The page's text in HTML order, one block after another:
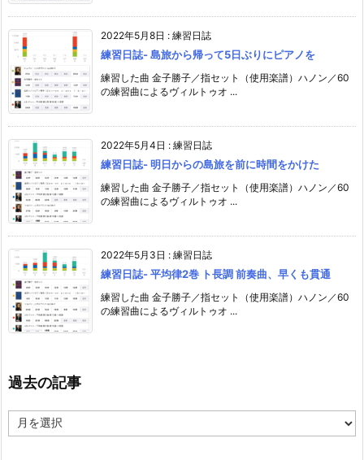
2022年5月8日 : 練習日誌
練習日誌- 島旅から帰って5日ぶりにピアノを
練習した曲 金子勝子／指セット（使用楽譜）ハノン／60
の練習曲によるヴィルトゥオ ...
2022年5月4日 : 練習日誌
練習日誌- 明日からの島旅を前に時間をかけた
練習した曲 金子勝子／指セット（使用楽譜）ハノン／60
の練習曲によるヴィルトゥオ ...
2022年5月3日 : 練習日誌
練習日誌- 平均律2巻 ト長調 前奏曲、早くも貫通
練習した曲 金子勝子／指セット（使用楽譜）ハノン／60
の練習曲によるヴィルトゥオ ...
過去の記事
去